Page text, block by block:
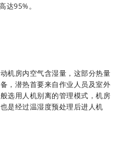
达95%。
机房内空气含湿量，这部分热量
，潜热首要来自作业人员及室外
选用人机别离的管理模式，机房
是经过温湿度预处理后进人机